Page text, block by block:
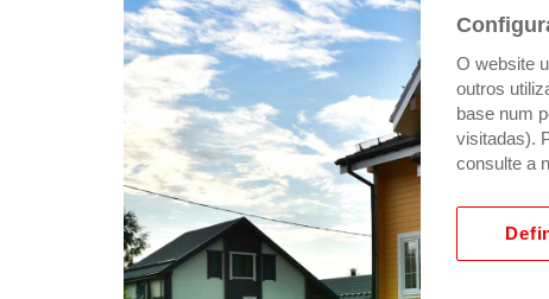
O website
outros
base num
visitadas).
consulte a